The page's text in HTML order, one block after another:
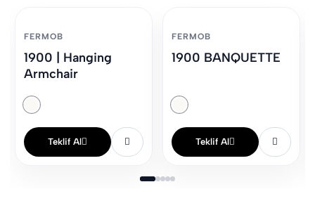
FERMOB
1900 | Hanging
Armchair
Teklif Al
FERMOB
1900 BANQUETTE
Teklif Al